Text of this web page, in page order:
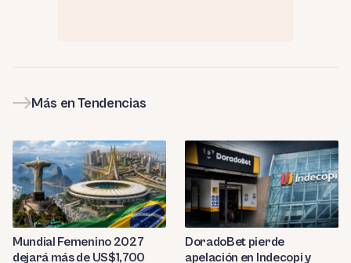
Más en Tendencias
Mundial Femenino 2027
dejará más de US$1,700
DoradoBet pierde
apelación en Indecopi y